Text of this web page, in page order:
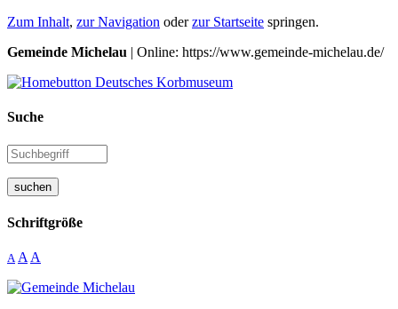
Zum Inhalt, zur Navigation oderzur Startseite springen.
Gemeinde Michelau | Online: https://www.gemeinde-michelau.de/
Suche
suchen
Schriftgröße
A A A